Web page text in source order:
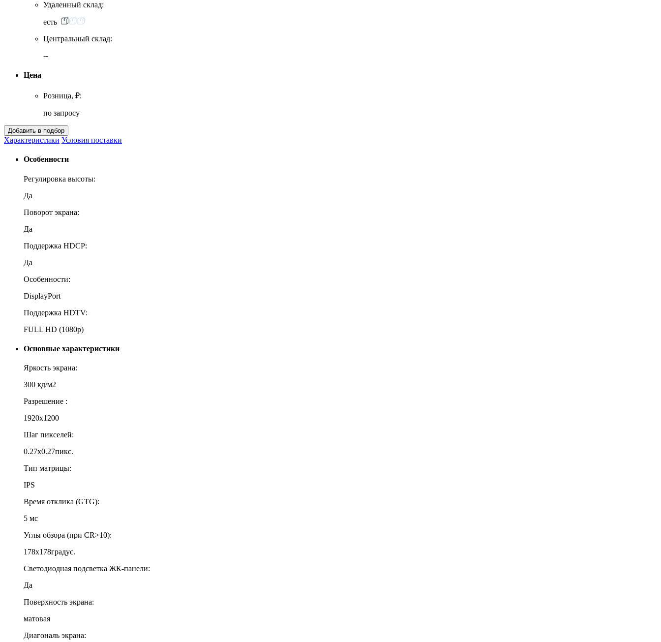
Удаленный склад:
есть
Центральный склад:
--
Цена
Розница, ₽:
по запросу
Характеристики Условия поставки
Особенности
Регулировка высоты:
Да
Поворот экрана:
Да
Поддержка HDCP:
Да
Особенности:
DisplayPort
Поддержка HDTV:
FULL HD (1080p)
Основные характеристики
Яркость экрана:
300 кд/м2
Разрешение :
1920x1200
Шаг пикселей:
0.27x0.27пикс.
Тип матрицы:
IPS
Время отклика (GTG):
5 мс
Углы обзора (при CR>10):
178x178градус.
Светодиодная подсветка ЖК-панели:
Да
Поверхность экрана:
матовая
Диагональ экрана: